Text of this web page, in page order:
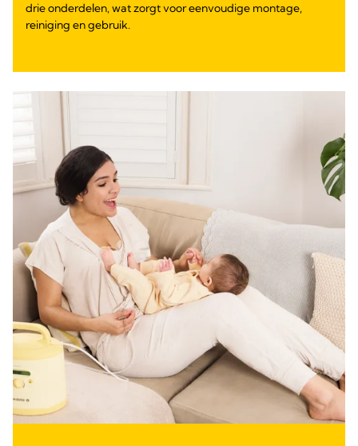
drie onderdelen, wat zorgt voor eenvoudige montage,
reiniging en gebruik.